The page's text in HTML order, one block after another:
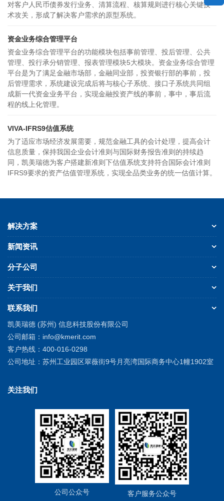
对客户人民币债券发行业务、清算流程、核算规则进行核心关键技
术攻关，形成了解决客户需求的原型系统。
资金业务综合管理平台
资金业务综合管理平台的功能模块包括事前管理、投后管理、公共
管理、投行承分销管理、报表管理模块5大模块。资金业务综合管理
平台是为了满足金融市场部，金融同业部，投资银行部的事前，投
后管理需求，系统建设完成后将与核心子系统、接口子系统共同组
成新一代资金业务平台，实现金融投资产线的事前，事中，事后流
程的线上化管理。
VIVA-IFRS9估值系统
为了适应市场经济发展需要，规范金融工具的会计处理，提高会计
信息质量，保持我国企业会计准则与国际财务报告准则的持续趋
同，凯美瑞德为客户搭建新准则下估值系统支持符合国际会计准则
IFRS9要求的资产估值管理系统，实现全品类业务的统一估值计算。
解决方案
新闻资讯
分子公司
关于我们
联系我们
凯美瑞德 (苏州) 信息科技股份有限公司
公司邮箱： info@kmerit.com
客户热线： 400-016-0298
公司地址： 苏州工业园区翠薇街9号月亮湾国际商务中心1幢1902室
关注我们
公司公众号 客户服务公众号